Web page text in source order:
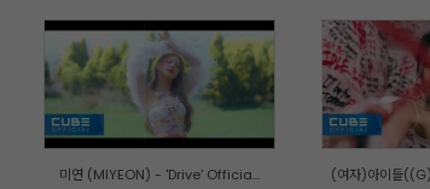
미연 (MIYEON) - 'Drive' Officia... (여자)아이들